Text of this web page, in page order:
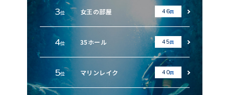
3位 女王の部屋 46回
4位 35ホール 45回
5位 マリンレイク 40回